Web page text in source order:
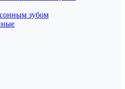
зубом